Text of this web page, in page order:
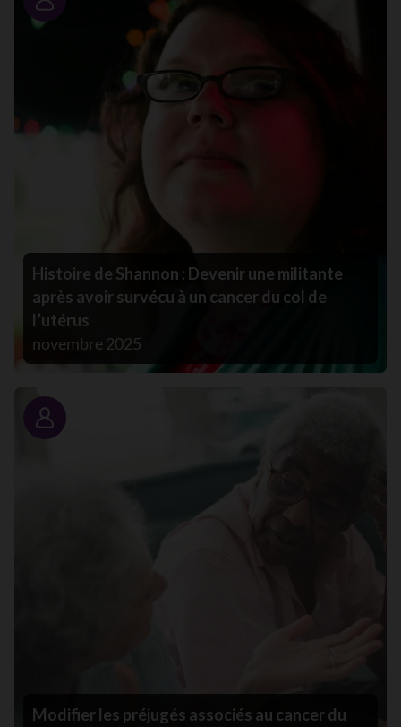
Portrait
Histoire de Shannon : Devenir une militante
après avoir survécu à un cancer du col de
l’utérus
novembre 2025
Portrait
Modifier les préjugés associés au cancer du